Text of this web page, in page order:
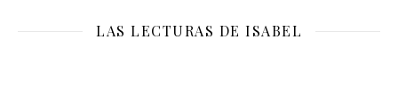
LAS LECTURAS DE ISABEL